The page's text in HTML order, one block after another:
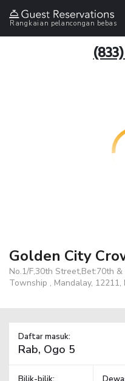
Rangkaian pelancongan bebas
Golden City
No.1/F,30th Street,Bet:70th
Township , Mandalay, 12211,
Daftar masuk: